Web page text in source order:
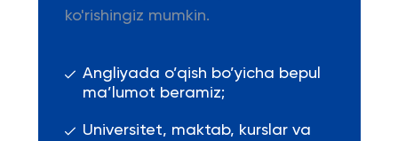
ko'rishingiz mumkin.
Angliyada o’qish bo’yicha bepul
ma’lumot beramiz;
Universitet, maktab, kurslar va